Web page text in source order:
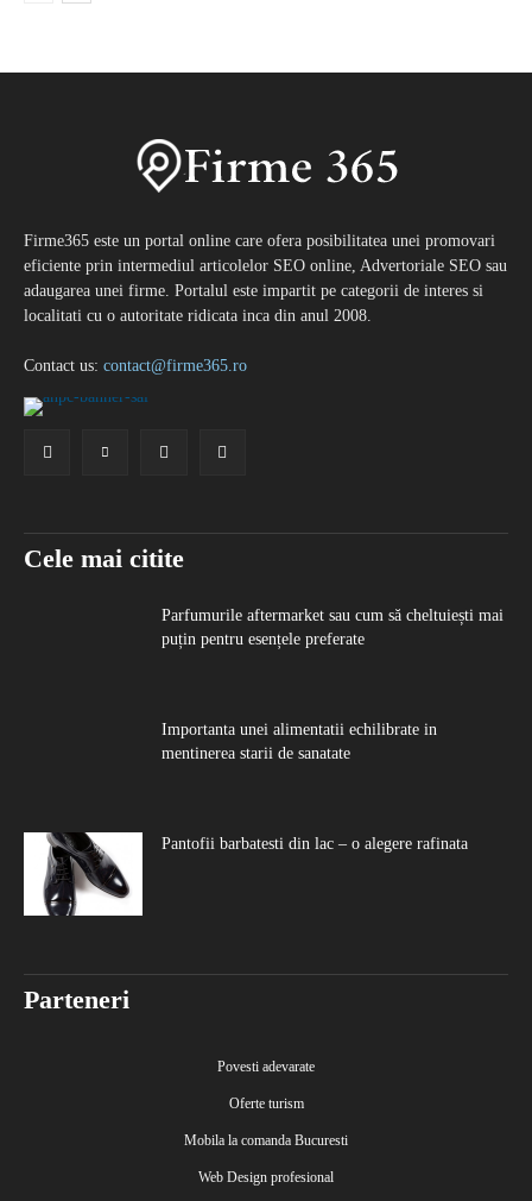
Firme365 este un portal online care ofera posibilitatea unei promovari
eficiente prin intermediul articolelor SEO online, Advertoriale SEO sau
adaugarea unei firme. Portalul este impartit pe categorii de interes si
localitati cu o autoritate ridicata inca din anul 2008.
Contact us: contact@firme365.ro
Cele mai citite
Parfumurile aftermarket sau cum să cheltuiești mai
puțin pentru esențele preferate
Importanta unei alimentatii echilibrate in
mentinerea starii de sanatate
Pantofii barbatesti din lac – o alegere rafinata
Parteneri
Povesti adevarate
Oferte turism
Mobila la comanda Bucuresti
Web Design profesional